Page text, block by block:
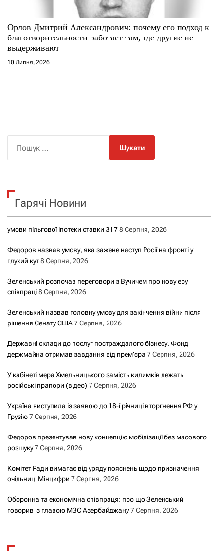
Орлов Дмитрий Александрович: почему его подход к
благотворительности работает там, где другие не
выдерживают
10 Липня, 2026
к
Гарячі Новини
умови пільгової іпотеки ставки 3 і 78 Серпня, 2026
Федоров назвав умову, яка зажене наступ Росії на фронті у
глухий кут8 Серпня, 2026
Зеленський розпочав переговори з Вучичем про нову еру
співпраці8 Серпня, 2026
Зеленський назвав головну умову для закінчення війни після
рішення Сенату США7 Серпня, 2026
Державні склади до послуг постраждалого бізнесу. Фонд
держмайна отримав завдання від прем’єра 7 Серпня, 2026
У кабінеті мера Хмельницького замість килимків лежать
російські прапори (відео) 7 Серпня, 2026
Україна виступила із заявою до 18-ї річниці вторгнення РФ у
Грузію7 Серпня, 2026
Федоров презентував нову концепцію мобілізації без масового
розшуку7 Серпня, 2026
Комітет Ради вимагає від уряду пояснень щодо призначення
очільниці Мінцифри 7 Серпня, 2026
Оборонна та економічна співпраця: про що Зеленський
говорив із главою МЗС Азербайджану7 Серпня, 2026